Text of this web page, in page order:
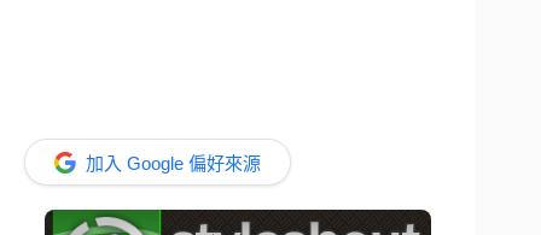
加入 Google 偏好來源